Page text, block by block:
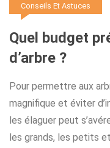
Conseils Et Astuces
Quel budget
d’arbre ?
Pour permettre aux
magnifique et éviter
les élaguer peut
les grands, les petits